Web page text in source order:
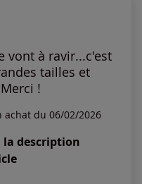
vont à ravir...c'est
tailles et
!
achat du 06/02/2026
la description